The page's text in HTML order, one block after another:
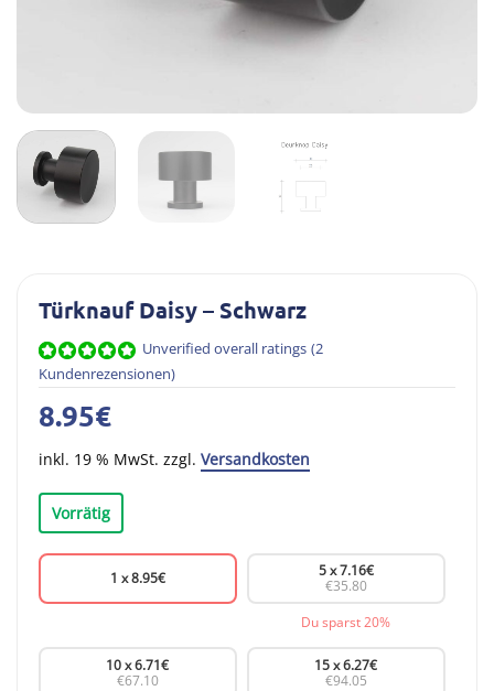
Türknauf Daisy – Schwarz
Bewertet
mit5.00
von 5,
basierend
auf
1
Kundenbewertung
Unverified overall ratings (2
Kundenrezensionen)
8.95€
inkl. 19 % MwSt. zzgl. Versandkosten
Vorrätig
1 x8.95€ 5 x7.16€
€35.80
Du sparst 20%
10 x6.71€
€67.10
15 x6.27€
€94.05